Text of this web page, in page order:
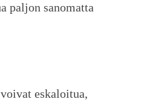
paljon sanomatta
eskaloitua,